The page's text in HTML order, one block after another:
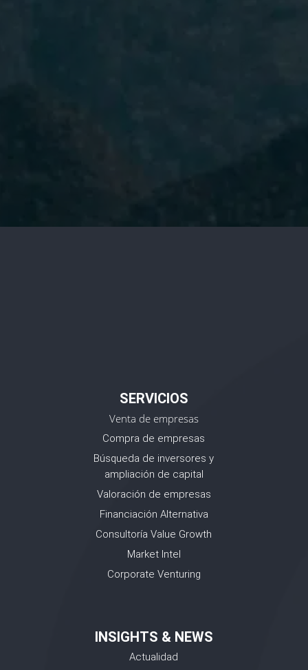
SERVICIOS
Venta de empresas
Compra de empresas
Búsqueda de inversores y
ampliación de capital
Valoración de empresas
Financiación Alternativa
Consultoría Value Growth
Market Intel
Corporate Venturing
INSIGHTS & NEWS
Actualidad